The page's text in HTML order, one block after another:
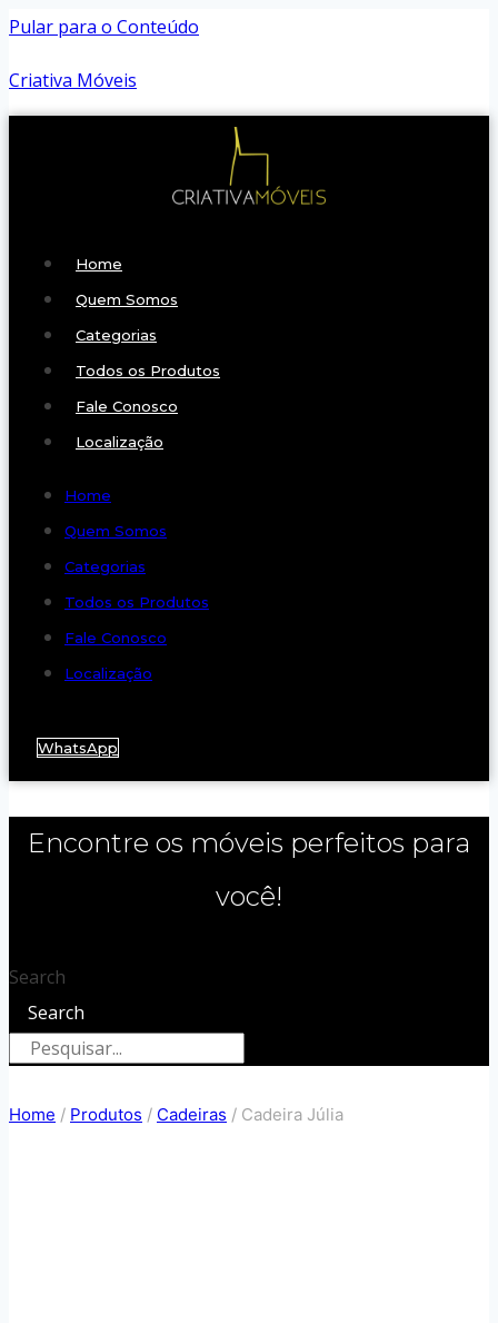
Pular para o Conteúdo
Criativa Móveis
Home
Quem Somos
Categorias
Todos os Produtos
Fale Conosco
Localização
Home
Quem Somos
Categorias
Todos os Produtos
Fale Conosco
Localização
WhatsApp
Encontre os móveis perfeitos para
você!
Search
Search
Home / Produtos / Cadeiras / Cadeira Júlia